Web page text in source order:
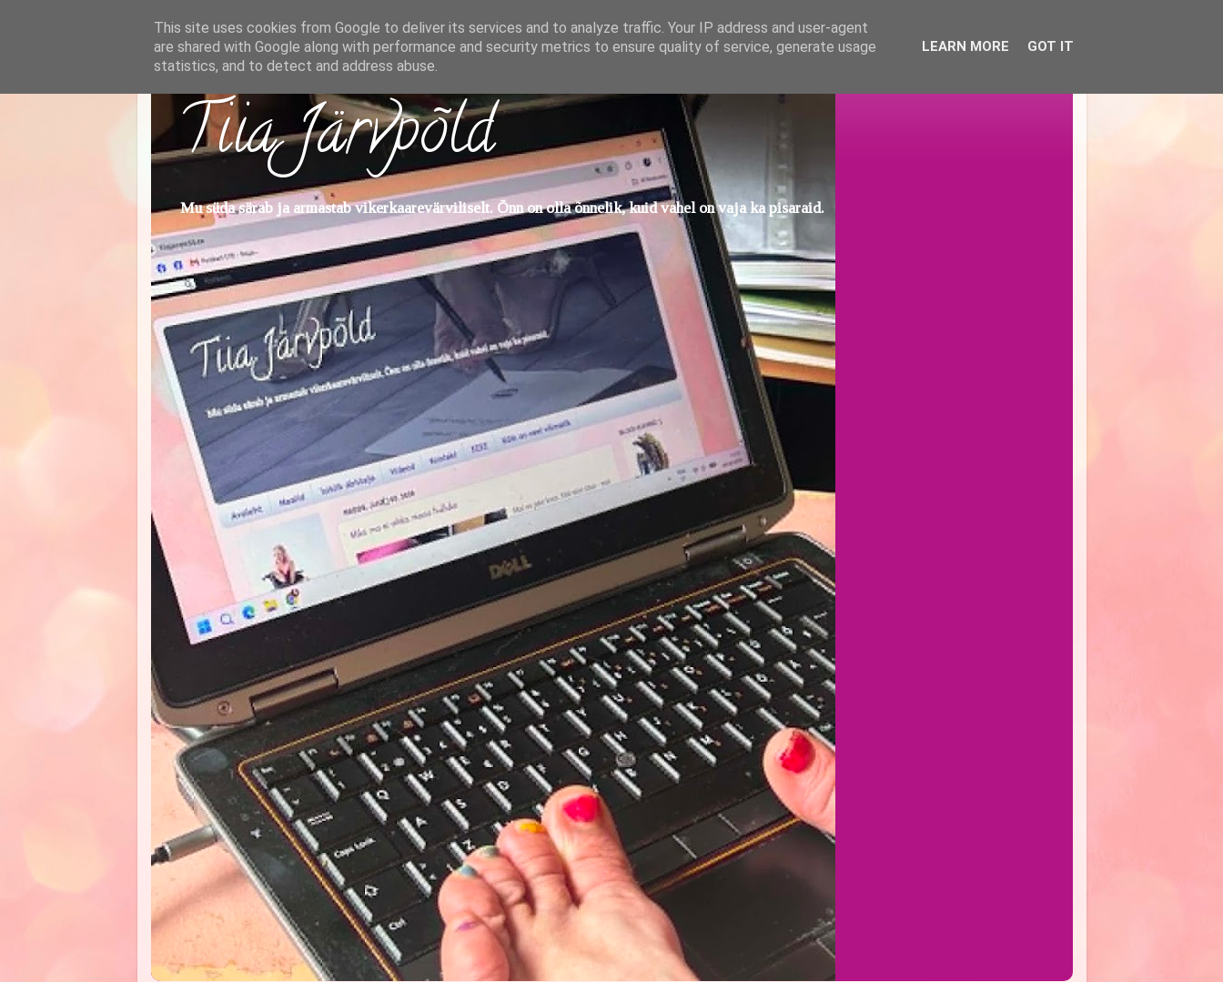
Tiia Järvpõld
Mu süda särab ja armastab vikerkaarevärviliselt. Õnn on olla õnnelik, kuid vahel on vaja ka pisaraid.
This site uses cookies from Google to deliver its services and to analyze traffic. Your IP address and user-agent
are shared with Google along with performance and security metrics to ensure quality of service, generate usage
statistics, and to detect and address abuse.
LEARN MORE GOT IT